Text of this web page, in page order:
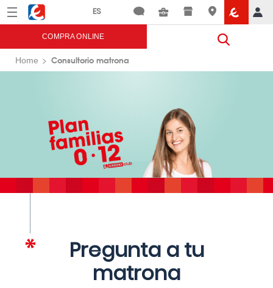
Menú Eroski
COMPRA ONLINE
Home Consultorio matrona
Pregunta a tu
matrona